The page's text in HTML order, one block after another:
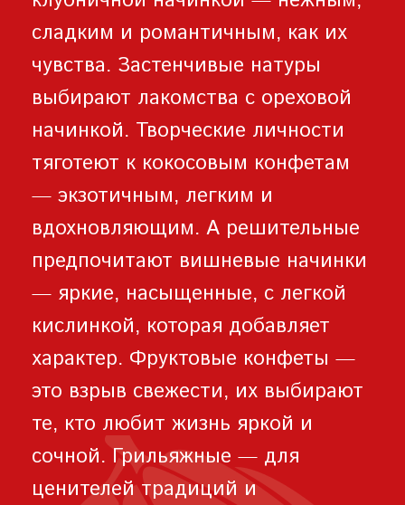
сладким и романтичным, как их
чувства. Застенчивые натуры
выбирают лакомства с ореховой
начинкой. Творческие личности
тяготеют к кокосовым конфетам
— экзотичным, легким и
вдохновляющим. А решительные
предпочитают вишневые начинки
— яркие, насыщенные, с легкой
кислинкой, которая добавляет
характер. Фруктовые конфеты —
это взрыв свежести, их выбирают
те, кто любит жизнь яркой и
сочной. Грильяжные — для
ценителей традиций и